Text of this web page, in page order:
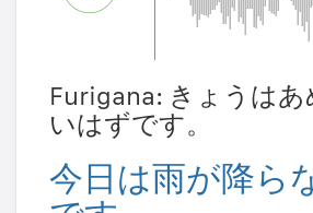
Furigana: きょうは
いはずです。
今日は雨が降ら